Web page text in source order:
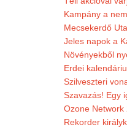
Kampány a
Mecsekerdő
Jeles napok a
Növényekből
Erdei
Szilveszteri
Szavazás! Egy
Ozone
Rekorder